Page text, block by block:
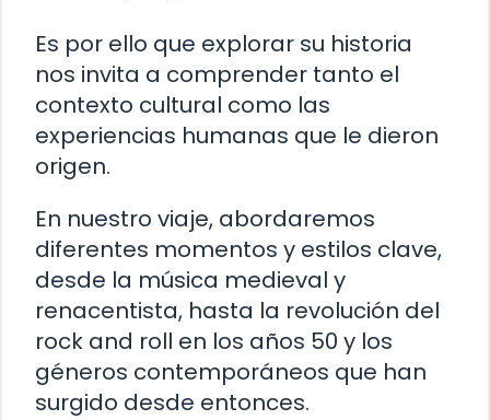
Es por ello que explorar su historia
nos invita a comprender tanto el
contexto cultural como las
experiencias humanas que le dieron
origen.
En nuestro viaje, abordaremos
diferentes momentos y estilos clave,
desde la música medieval y
renacentista, hasta la revolución del
rock and roll en los años 50 y los
géneros contemporáneos que han
surgido desde entonces.